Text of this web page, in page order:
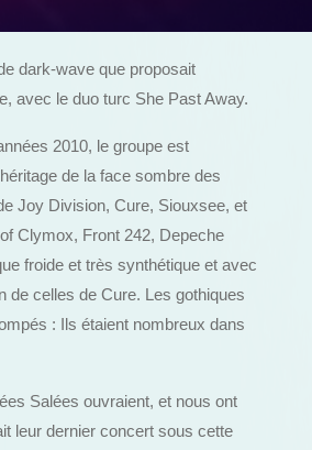
dark-wave que proposait
avec le duo turc She Past Away.
2010, le groupe est
de la face sombre des
Joy Division, Cure, Siouxsee, et
Clymox, Front 242, Depeche
froide et très synthétique et avec
de celles de Cure. Les gothiques
: Ils étaient nombreux dans
Salées ouvraient, et nous ont
leur dernier concert sous cette